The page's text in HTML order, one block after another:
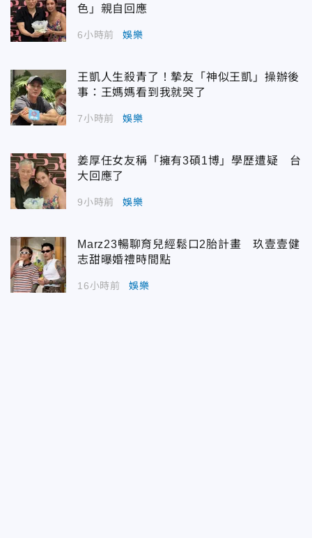
色」親自回應
6小時前 娛樂
王凱人生殺青了！摯友「神似王凱」操辦後
事：王媽媽看到我就哭了
7小時前 娛樂
姜厚任女友稱「擁有3碩1博」學歷遭疑 台
大回應了
9小時前 娛樂
Marz23暢聊育兒經鬆口2胎計畫 玖壹壹健
志甜曝婚禮時間點
16小時前 娛樂